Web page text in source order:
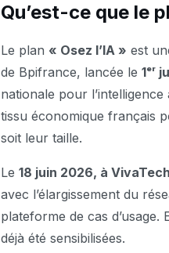
Qu’est-ce que le
Le plan « Osez l’IA » est
de Bpifrance, lancée le 1ᵉʳ
nationale pour
tissu économique français
soit leur taille.
Le 18 juin 2026, à VivaTech
avec l’élargissement du
plateforme de cas d’usage.
déjà été sensibilisées.